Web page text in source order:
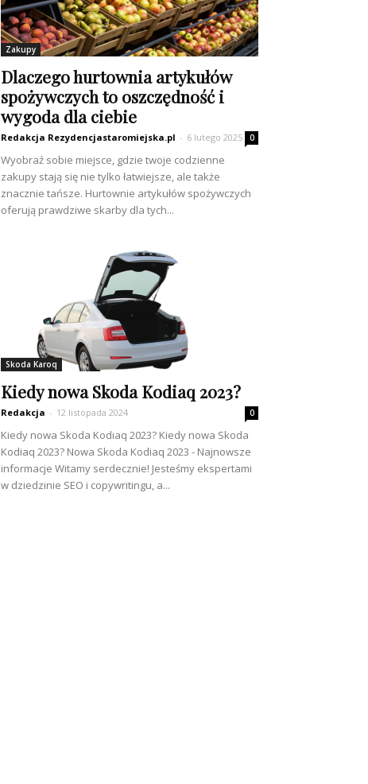
Zakupy
Dlaczego hurtownia artykułów
spożywczych to oszczędność i
wygoda dla ciebie
Redakcja Rezydencjastaromiejska.pl - 6 lutego 2025 0
Wyobraź sobie miejsce, gdzie twoje codzienne
zakupy stają się nie tylko łatwiejsze, ale także
znacznie tańsze. Hurtownie artykułów spożywczych
oferują prawdziwe skarby dla tych...
Skoda Karoq
Kiedy nowa Skoda Kodiaq 2023?
Redakcja - 12 listopada 2024 0
Kiedy nowa Skoda Kodiaq 2023? Kiedy nowa Skoda
Kodiaq 2023? Nowa Skoda Kodiaq 2023 - Najnowsze
informacje Witamy serdecznie! Jesteśmy ekspertami
w dziedzinie SEO i copywritingu, a...